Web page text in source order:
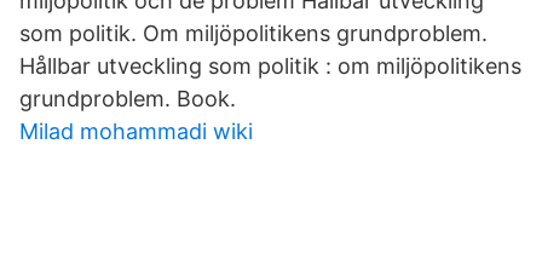
som politik. Om miljöpolitikens grundproblem.
Hållbar utveckling som politik : om miljöpolitikens
grundproblem. Book.
Milad mohammadi wiki